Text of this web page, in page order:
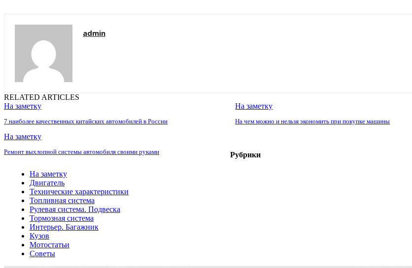
admin
RELATED ARTICLES
На заметку
7 наиболее качественных китайских автомобилей в России
На заметку
На чем можно и нельзя экономить при покупке машины
На заметку
Ремонт выхлопной системы автомобиля своими руками Рубрики
На заметку
Двигатель
Технические характеристики
Топливная система
Рулевая система. Подвеска
Тормозная система
Интерьер. Багажник
Кузов
Мотостатьи
Советы